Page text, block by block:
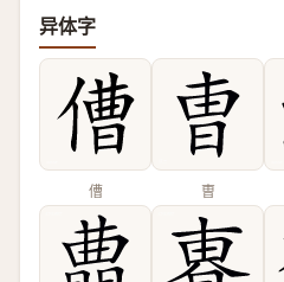
异体字
傮 曺